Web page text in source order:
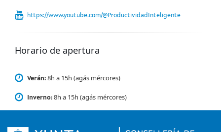
https://www.youtube.com/@ProductividadInteligente
Horario de apertura
Verán: 8h a 15h (agás mércores)
Inverno: 8h a 15h (agás mércores)